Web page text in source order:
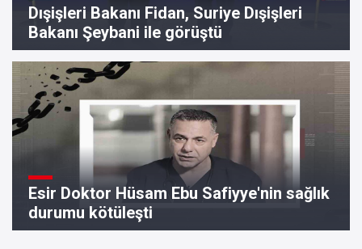
Dışişleri Bakanı Fidan, Suriye Dışişleri
Bakanı Şeybani ile görüştü
Esir Doktor Hüsam Ebu Safiyye'nin sağlık
durumu kötüleşti